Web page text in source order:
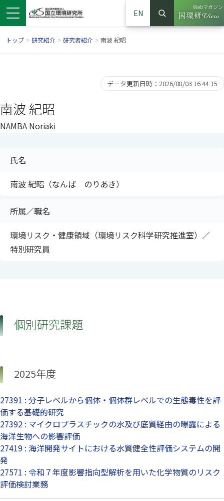
ウで開きます）
ンドウで開きます）
ウインドウで開きます）
EN
サイト内検索
検索
Webマガジン
（別ウイ
トップ > 研究紹介 > 研究者紹介 > 南波 紀昭
データ更新日時：2026/08/03 16:44:15
南波 紀昭
NAMBA Noriaki
氏名
南波 紀昭（なんば のりあき）
所属／職名
環境リスク・健康領域（環境リスク科学研究推進室）／
特別研究員
個別研究課題
2025年度
27391 : 分子レベルから個体・個体群レベルでの生態毒性を評
価する基礎的研究
27392 : マイクロプラスチックの水及び底質経由の曝露による
海洋生物への影響評価
27419 : 海洋開発サイトにおける水質健全性評価システムの開
発
27571 : 令和７年度影響指向型解析を用いた化学物質のリスク
評価検討業務